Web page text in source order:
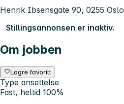
Henrik Ibsensgate 90, 0255 Oslo
Stillingsannonsen er inaktiv.
Om jobben
Lagre favoritt
Type ansettelse
Fast, heltid 100%